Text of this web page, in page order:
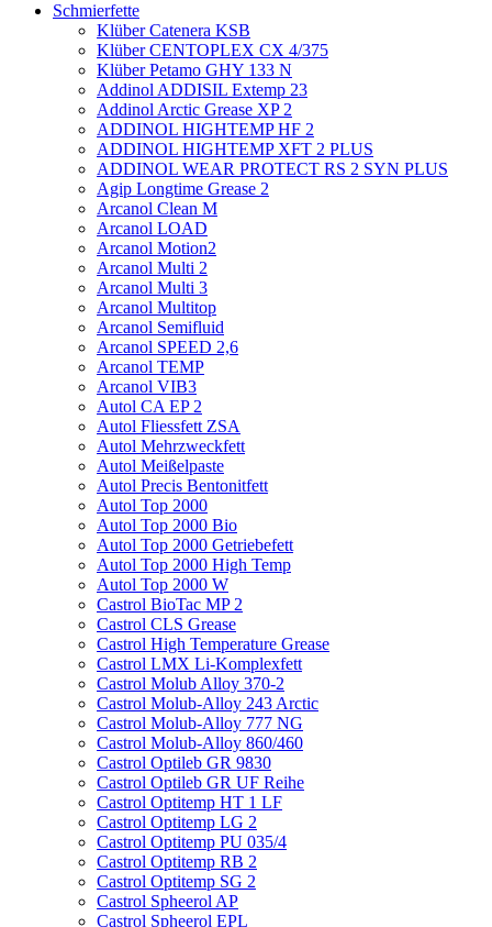
Schmierfette
Klüber Catenera KSB
Klüber CENTOPLEX CX 4/375
Klüber Petamo GHY 133 N
Addinol ADDISIL Extemp 23
Addinol Arctic Grease XP 2
ADDINOL HIGHTEMP HF 2
ADDINOL HIGHTEMP XFT 2 PLUS
ADDINOL WEAR PROTECT RS 2 SYN PLUS
Agip Longtime Grease 2
Arcanol Clean M
Arcanol LOAD
Arcanol Motion2
Arcanol Multi 2
Arcanol Multi 3
Arcanol Multitop
Arcanol Semifluid
Arcanol SPEED 2,6
Arcanol TEMP
Arcanol VIB3
Autol CA EP 2
Autol Fliessfett ZSA
Autol Mehrzweckfett
Autol Meißelpaste
Autol Precis Bentonitfett
Autol Top 2000
Autol Top 2000 Bio
Autol Top 2000 Getriebefett
Autol Top 2000 High Temp
Autol Top 2000 W
Castrol BioTac MP 2
Castrol CLS Grease
Castrol High Temperature Grease
Castrol LMX Li-Komplexfett
Castrol Molub Alloy 370-2
Castrol Molub-Alloy 243 Arctic
Castrol Molub-Alloy 777 NG
Castrol Molub-Alloy 860/460
Castrol Optileb GR 9830
Castrol Optileb GR UF Reihe
Castrol Optitemp HT 1 LF
Castrol Optitemp LG 2
Castrol Optitemp PU 035/4
Castrol Optitemp RB 2
Castrol Optitemp SG 2
Castrol Spheerol AP
Castrol Spheerol EPL